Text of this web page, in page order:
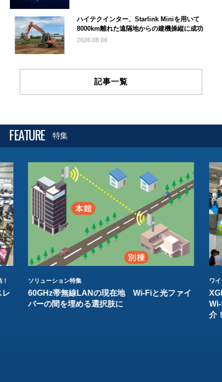
ハイテクインター、Starlink Miniを用いて
8000km離れた遠隔地からの建機操縦に成功
2026.08.06
記事一覧
FEATURE 特集
レ
ソリューション特集
60GHz帯無線LANの現在地 Wi-Fiと光ファイ
バーの間を埋める選択肢に
ワ
介